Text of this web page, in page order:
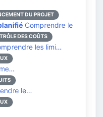
DU PROJET
Comprendre le
DES COÛTS
les limi…
le…